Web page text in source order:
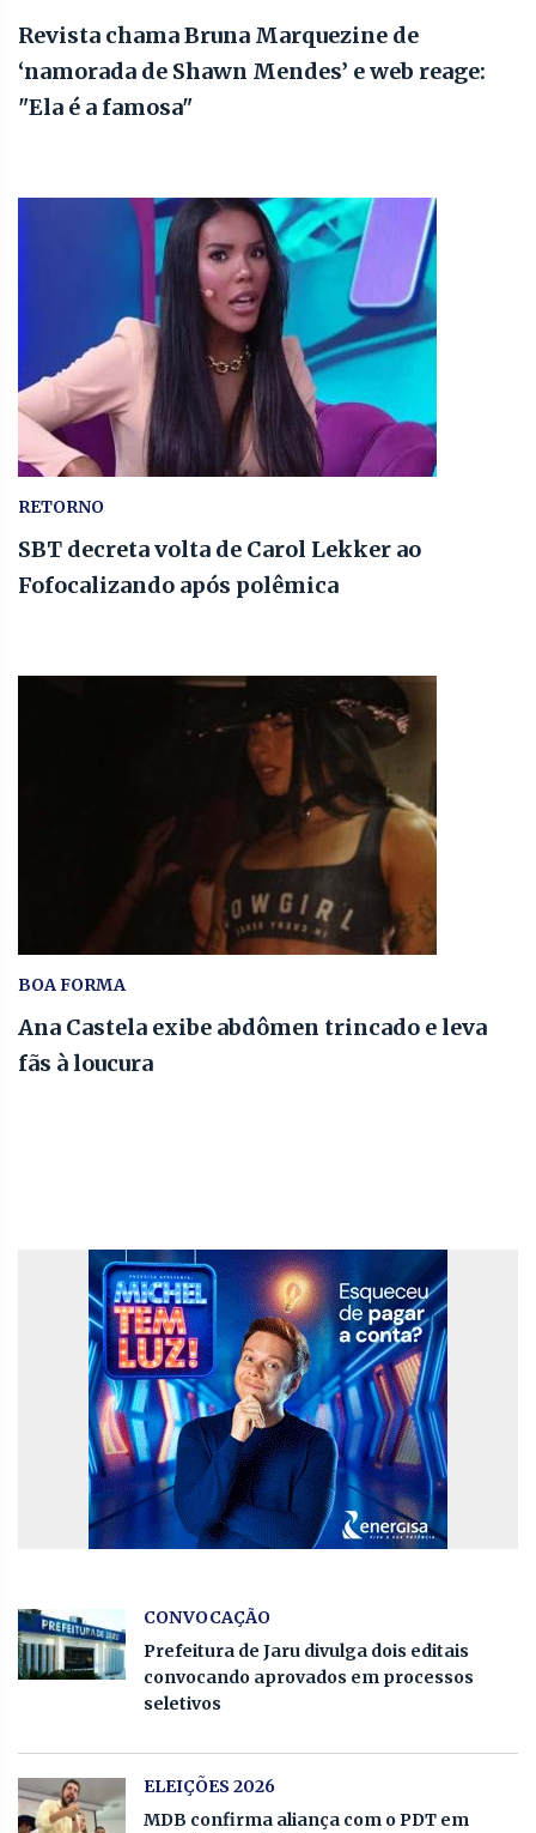
Revista chama Bruna Marquezine de
‘namorada de Shawn Mendes’ e web reage:
"Ela é a famosa"
RETORNO
SBT decreta volta de Carol Lekker ao
Fofocalizando após polêmica
BOA FORMA
Ana Castela exibe abdômen trincado e leva
fãs à loucura
CONVOCAÇÃO
Prefeitura de Jaru divulga dois editais
convocando aprovados em processos
seletivos
ELEIÇÕES 2026
MDB confirma aliança com o PDT em